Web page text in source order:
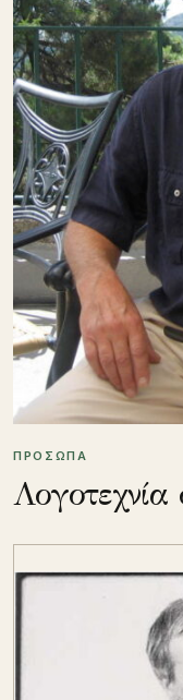
ΠΡΟΣΩΠΑ
Λογοτεχνία